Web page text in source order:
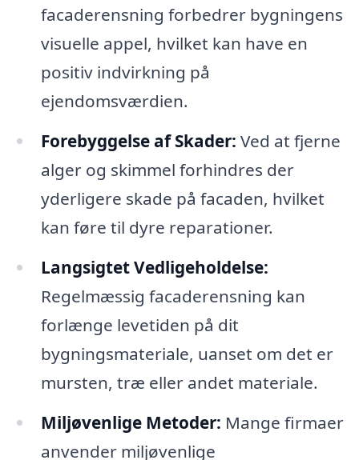
facaderensning forbedrer bygningens
visuelle appel, hvilket kan have en
positiv indvirkning på
ejendomsværdien.
Forebyggelse af Skader: Ved at fjerne
alger og skimmel forhindres der
yderligere skade på facaden, hvilket
kan føre til dyre reparationer.
Langsigtet Vedligeholdelse:
Regelmæssig facaderensning kan
forlænge levetiden på dit
bygningsmateriale, uanset om det er
mursten, træ eller andet materiale.
Miljøvenlige Metoder: Mange firmaer
anvender miljøvenlige